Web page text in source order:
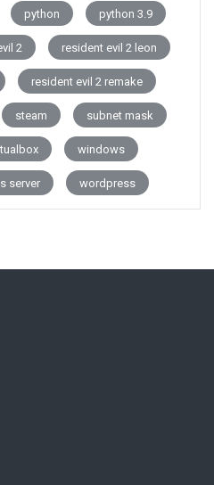
python python 3.9
2 resident evil 2 leon
resident evil 2 remake
steam subnet mask
windows
server wordpress